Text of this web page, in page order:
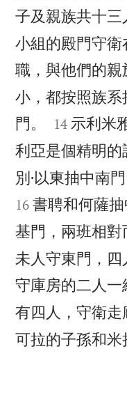
子及親族共十三
小組的殿門守
職，與他們的親
小，都按照族
門。


14 示利米
利亞是個精明的
別·以東抽中南
16 書聘和何薩
基門，兩班相對
未人守東門，四
守庫房的二人一
有四人，守衛走
可拉的子孫和米